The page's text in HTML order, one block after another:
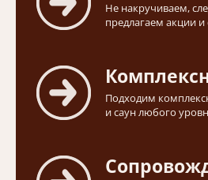
Не накручиваем,
предлагаем акции и
Подходим
и саун любого